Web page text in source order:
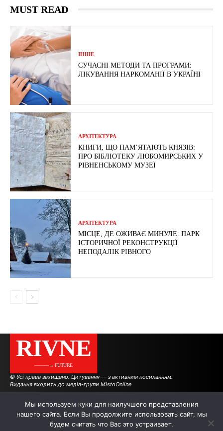
MUST READ
ІНШЕ
СУЧАСНІ МЕТОДИ ТА ПРОГРАМИ:
ЛІКУВАННЯ НАРКОМАНІЇ В УКРАЇНІ
АРХІТЕКТУРА
КНИГИ, ЩО ПАМ’ЯТАЮТЬ КНЯЗІВ:
ПРО БІБЛІОТЕКУ ЛЮБОМИРСЬКИХ У
РІВНЕНСЬКОМУ МУЗЕЇ
АРХІТЕКТУРА
МІСЦЕ, ДЕ ОЖИВАЄ МИНУЛЕ: ПАРК
ІСТОРИЧНОЇ РЕКОНСТРУКЦІЇ
НЕПОДАЛІК РІВНОГО
RIVNE
———→ FUTURE
© Усі права захищено. Цитування — з активним посиланням.
Видання входить до медіа-групи MistoOnline
АВТОРИ РЕКЛАМА НА САЙТІ
Мы используем куки для наилучшего представления
нашего сайта. Если Вы продолжите использовать сайт, мы
будем считать что Вас это устраивает.